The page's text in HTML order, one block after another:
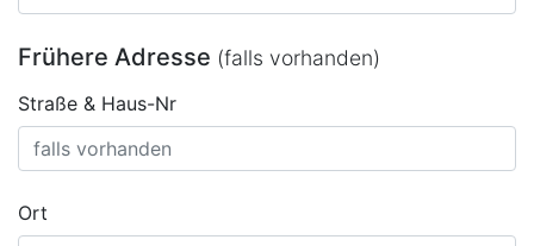
Frühere Adresse (falls vorhanden)
Straße & Haus-Nr
Ort